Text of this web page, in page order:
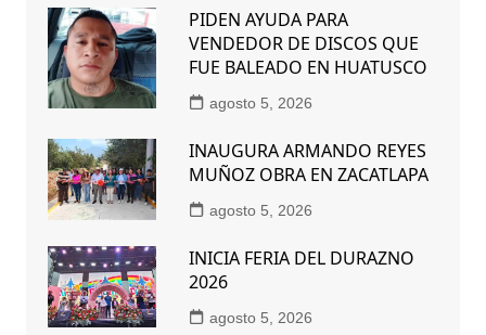
PIDEN AYUDA PARA
VENDEDOR DE DISCOS QUE
FUE BALEADO EN HUATUSCO
agosto 5, 2026
INAUGURA ARMANDO REYES
MUÑOZ OBRA EN ZACATLAPA
agosto 5, 2026
INICIA FERIA DEL DURAZNO
2026
agosto 5, 2026